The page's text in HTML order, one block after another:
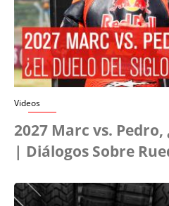
Videos
2027 Marc vs.
| Diálogos Sobre